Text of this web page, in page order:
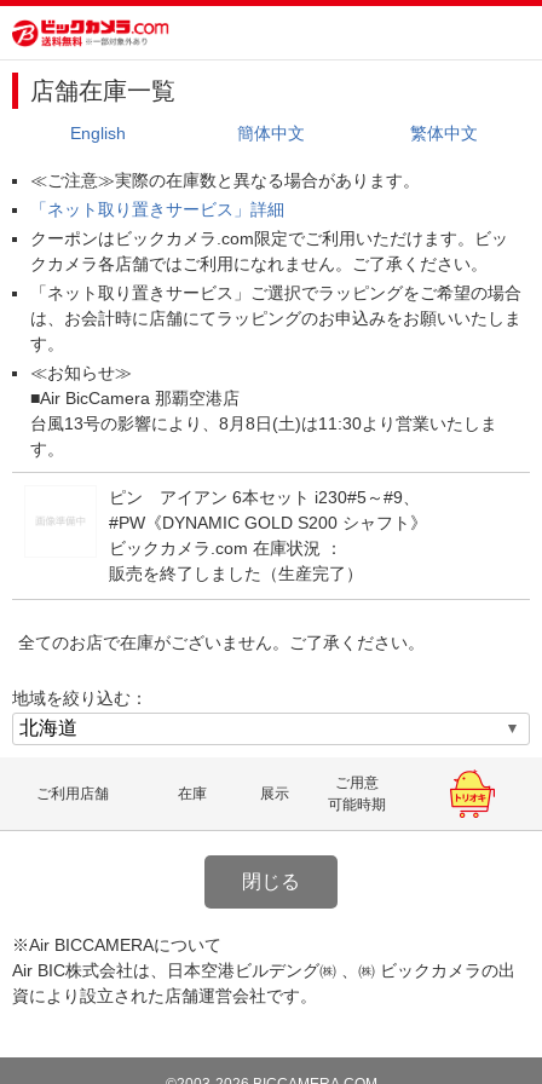
店舗在庫一覧
English 簡体中文 繁体中文
≪ご注意≫実際の在庫数と異なる場合があります。
「ネット取り置きサービス」詳細
クーポンはビックカメラ.com限定でご利用いただけます。ビッ
クカメラ各店舗ではご利用になれません。ご了承ください。
「ネット取り置きサービス」ご選択でラッピングをご希望の場合
は、お会計時に店舗にてラッピングのお申込みをお願いいたしま
す。
≪お知らせ≫
■Air BicCamera 那覇空港店
台風13号の影響により、8月8日(土)は11:30より営業いたしま
す。
ピン アイアン 6本セット i230#5～#9、
#PW《DYNAMIC GOLD S200 シャフト》
ビックカメラ.com 在庫状況 ：
販売を終了しました（生産完了）
全てのお店で在庫がございません。ご了承ください。
地域を絞り込む：
ご利用店舗 在庫 展示
ご用意
可能時期
閉じる
※Air BICCAMERAについて
Air BIC株式会社は、日本空港ビルデング㈱ 、㈱ ビックカメラの出
資により設立された店舗運営会社です。